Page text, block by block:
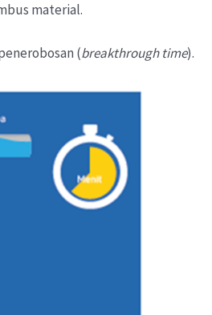
material.
(breakthrough time).